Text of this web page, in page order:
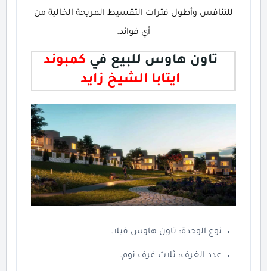
للتنافس وأطول فترات التقسيط المريحة الخالية من
أي فوائد.
تاون هاوس للبيع في كمبوند
ايتابا الشيخ زايد
نوع الوحدة: تاون هاوس فيلا.
عدد الغرف: ثلاث غرف نوم.